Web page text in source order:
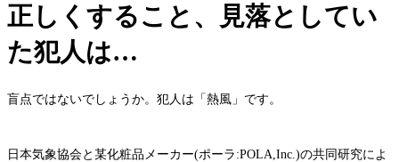
正しくすること、見落としてい
た犯人は…
盲点ではないでしょうか。犯人は「熱風」です。
日本気象協会と某化粧品メーカー(ポーラ:POLA,Inc.)の共同研究によ